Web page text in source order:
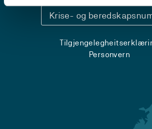
Krise- og
Personvern